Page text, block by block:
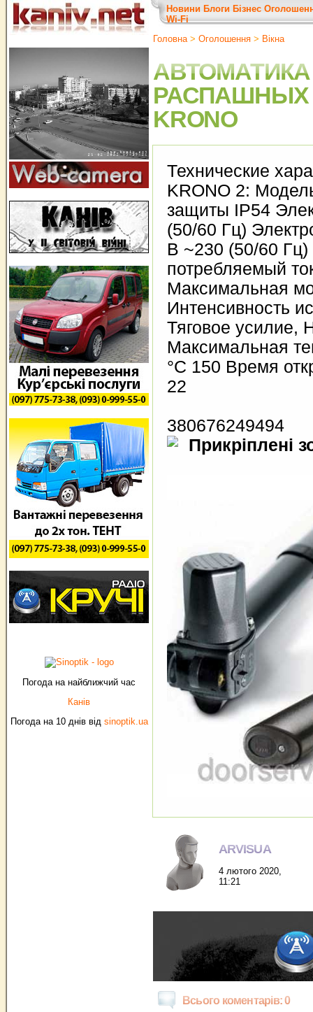
Погода на найближчий час
Канів
Погода на 10 днів від sinoptik.ua
Новини Блоги Бізнес
Wi-Fi
Головна> Оголошення > Вікна
РАСПАШНЫХ
KRONO
Технические
KRONO 2:
защиты IP54
(50/60 Гц)
В ~230 (50/60
потребляемый
Максимальная
Интенсивность
Тяговое усилие,
Максимальная
°С 150 Время
22
380676249494
Прикріплені
ARVISUA
4 лютого 2020,
11:21
Всього коментарів: 0